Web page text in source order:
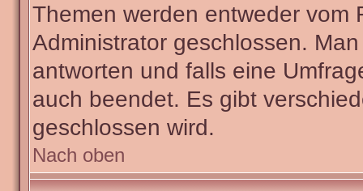
Themen werden entweder vom
Administrator geschlossen.
antworten und falls eine
auch beendet. Es gibt
geschlossen wird.
Nach oben